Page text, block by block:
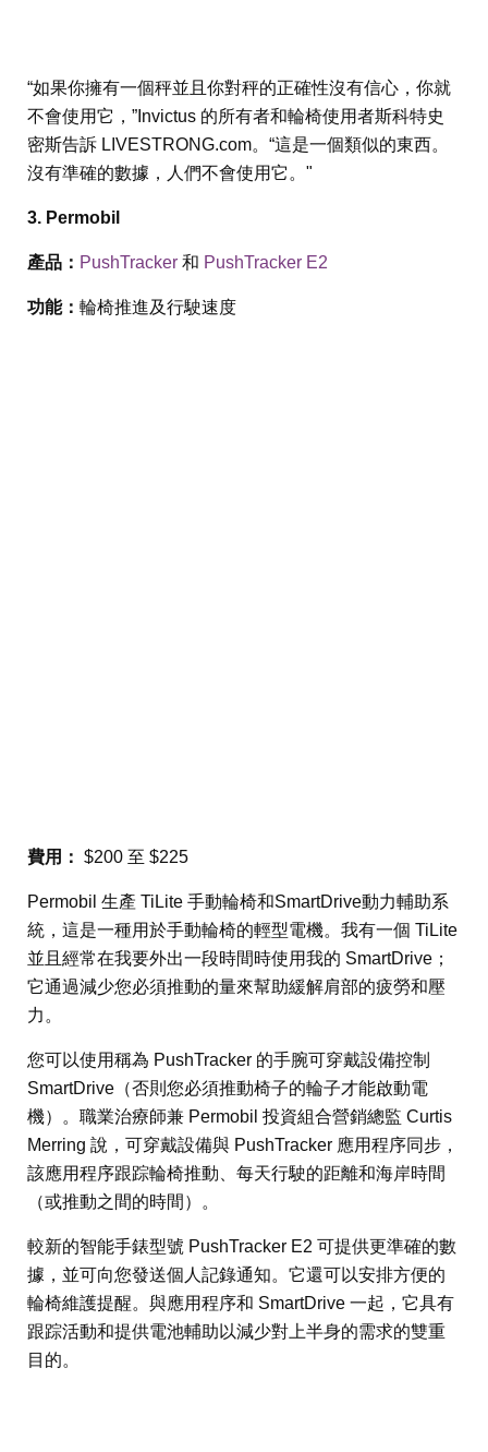
“如果你擁有一個秤並且你對秤的正確性沒有信心，你就
不會使用它，”Invictus 的所有者和輪椅使用者斯科特史
密斯告訴 LIVESTRONG.com。“這是一個類似的東西。
沒有準確的數據，人們不會使用它。"
3. Permobil
產品： PushTracker 和 PushTracker E2
功能： 輪椅推進及行駛速度
費用： $200 至 $225
Permobil 生產 TiLite 手動輪椅和SmartDrive動力輔助系
統，這是一種用於手動輪椅的輕型電機。我有一個 TiLite
並且經常在我要外出一段時間時使用我的 SmartDrive；
它通過減少您必須推動的量來幫助緩解肩部的疲勞和壓
力。
您可以使用稱為 PushTracker 的手腕可穿戴設備控制
SmartDrive（否則您必須推動椅子的輪子才能啟動電
機）。職業治療師兼 Permobil 投資組合營銷總監 Curtis
Merring 說，可穿戴設備與 PushTracker 應用程序同步，
該應用程序跟踪輪椅推動、每天行駛的距離和海岸時間
（或推動之間的時間）。
較新的智能手錶型號 PushTracker E2 可提供更準確的數
據，並可向您發送個人記錄通知。它還可以安排方便的
輪椅維護提醒。與應用程序和 SmartDrive 一起，它具有
跟踪活動和提供電池輔助以減少對上半身的需求的雙重
目的。